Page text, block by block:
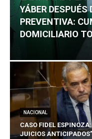
YÁBER DESPUÉS
PREVENTIVA:
DOMICILIARIO
NACIONAL
CASO FIDEL
JUICIOS ANTICIPADOS”